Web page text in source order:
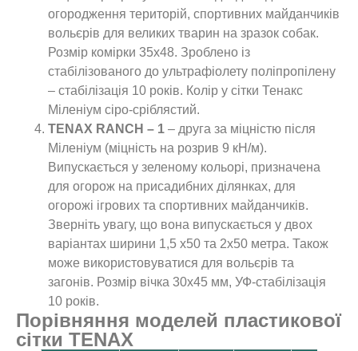
огородження територій, спортивних майданчиків
вольєрів для великих тварин на зразок собак.
Розмір комірки 35х48. Зроблено із
стабілізованого до ультрафіолету поліпропілену
– стабілізація 10 років. Колір у сітки Тенакс
Міленіум сіро-сріблястий.
TENAX RANCH – 1 – друга за міцністю після
Міленіум (міцність на розрив 9 кН/м).
Випускається у зеленому кольорі, призначена
для огорож на присадибних ділянках, для
огорожі ігрових та спортивних майданчиків.
Зверніть увагу, що вона випускається у двох
варіантах ширини 1,5 х50 та 2х50 метра. Також
може використовуватися для вольєрів та
загонів. Розмір вічка 30х45 мм, УФ-стабілізація
10 років.
Порівняння моделей пластикової
сітки TENAX